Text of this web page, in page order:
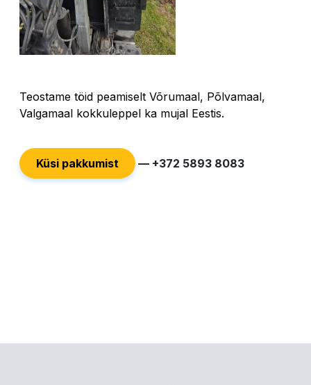
Teostame töid peamiselt Võrumaal, Põlvamaal,
Valgamaal kokkuleppel ka mujal Eestis.
Küsi pakkumist — +372 5893 8083